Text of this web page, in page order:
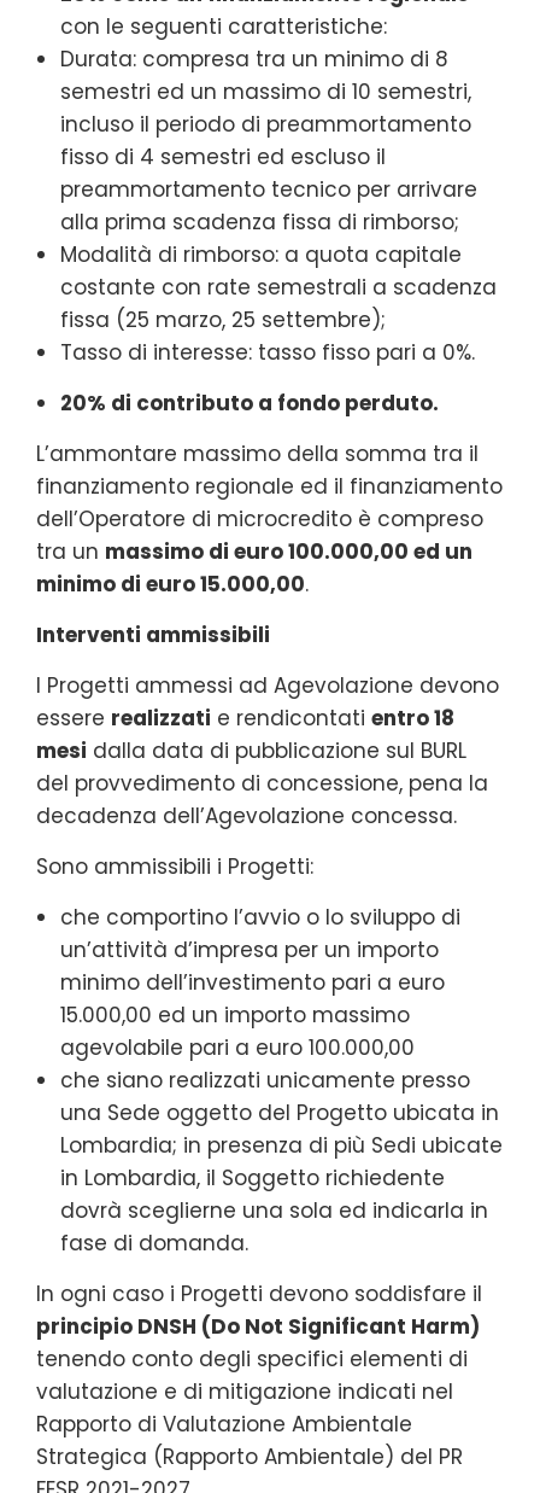
con le seguenti caratteristiche:
Durata: compresa tra un minimo di 8
semestri ed un massimo di 10 semestri,
incluso il periodo di preammortamento
fisso di 4 semestri ed escluso il
preammortamento tecnico per arrivare
alla prima scadenza fissa di rimborso;
Modalità di rimborso: a quota capitale
costante con rate semestrali a scadenza
fissa (25 marzo, 25 settembre);
Tasso di interesse: tasso fisso pari a 0%.
20% di contributo a fondo perduto.
L’ammontare massimo della somma tra il
finanziamento regionale ed il finanziamento
dell’Operatore di microcredito è compreso
tra un massimo di euro 100.000,00 ed un
minimo di euro 15.000,00.
Interventi ammissibili
I Progetti ammessi ad Agevolazione devono
essere realizzati e rendicontati entro 18
mesi dalla data di pubblicazione sul BURL
del provvedimento di concessione, pena la
decadenza dell’Agevolazione concessa.
Sono ammissibili i Progetti:
che comportino l’avvio o lo sviluppo di
un’attività d’impresa per un importo
minimo dell’investimento pari a euro
15.000,00 ed un importo massimo
agevolabile pari a euro 100.000,00
che siano realizzati unicamente presso
una Sede oggetto del Progetto ubicata in
Lombardia; in presenza di più Sedi ubicate
in Lombardia, il Soggetto richiedente
dovrà sceglierne una sola ed indicarla in
fase di domanda.
In ogni caso i Progetti devono soddisfare il
principio DNSH (Do Not Significant Harm)
tenendo conto degli specifici elementi di
valutazione e di mitigazione indicati nel
Rapporto di Valutazione Ambientale
Strategica (Rapporto Ambientale) del PR